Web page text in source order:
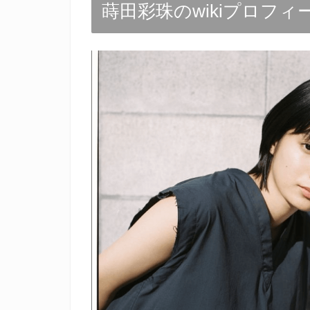
蒔田彩珠のwikiプロフィ